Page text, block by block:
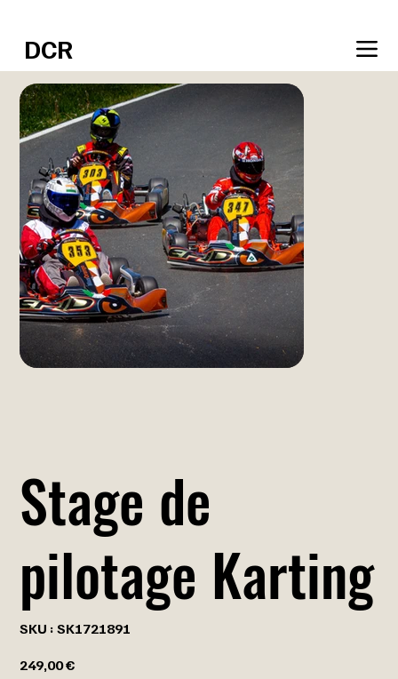
DCR
Stage de
pilotage Karting
SKU : SK1721891
SK1721891
249,00 €